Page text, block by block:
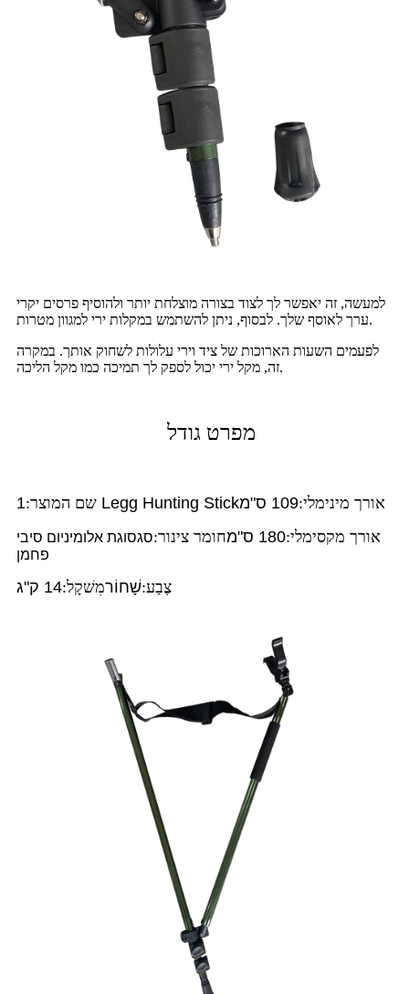
למעשה, זה יאפשר לך לצוד בצורה מוצלחת יותר ולהוסיף פרסים יקרי
ערך לאוסף שלך. לבסוף, ניתן להשתמש במקלות ירי למגוון מטרות.
לפעמים השעות הארוכות של ציד וירי עלולות לשחוק אותך. במקרה
זה, מקל ירי יכול לספק לך תמיכה כמו מקל הליכה.
מפרט גודל
שם המוצר: 1 Legg Hunting Stick אורך מינימלי:109 ס"מ
אורך מקסימלי:180 ס"מ חומר צינור:סגסוגת אלומיניום סיבי
פחמן
צֶבַע:שָׁחוֹרמִשׁקָל:14 ק"ג